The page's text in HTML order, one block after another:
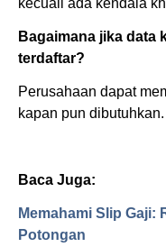
Bagaimana jika data
terdaftar?
Perusahaan dapat
kapan pun dibutuhkan.
Baca Juga:
Memahami Slip Gaji:
Potongan